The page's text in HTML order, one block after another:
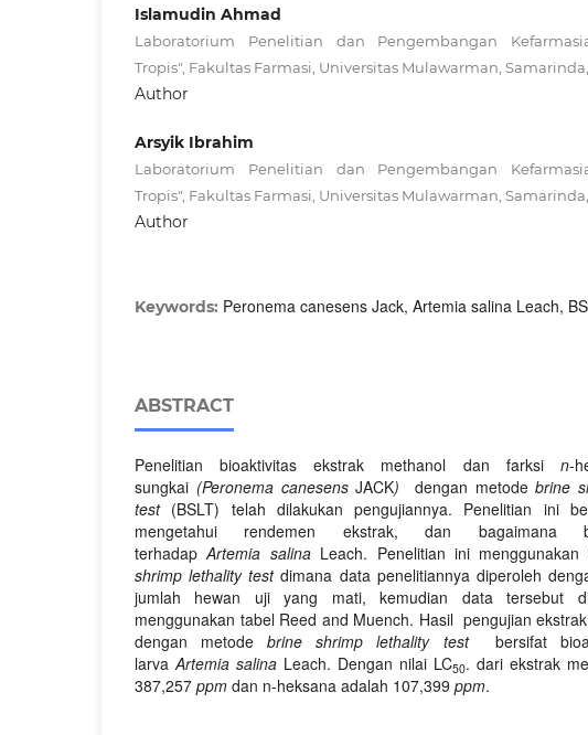
Islamudin Ahmad
Laboratorium Penelitian dan Pengembangan
Tropis", Fakultas Farmasi, Universitas Mulawarman,
Author
Arsyik Ibrahim
Laboratorium Penelitian dan Pengembangan
Tropis", Fakultas Farmasi, Universitas Mulawarman,
Author
Keywords: Peronema canesens Jack, Artemia salina Leach,
ABSTRACT
Penelitian bioaktivitas ekstrak methanol dan farksi n-
sungkai (Peronema canesensJACK) dengan metodebrine
test (BSLT) telah dilakukan pengujiannya. Penelitian ini
mengetahui rendemen ekstrak, dan bagaimana
terhadapArtemia salinaLeach. Penelitian ini menggunakan
shrimp lethality testdimana data penelitiannya diperoleh
jumlah hewan uji yang mati, kemudian data tersebut
menggunakan tabel Reed and Muench. Hasil pengujian
dengan metodebrine shrimp lethality testbersifat
larva Artemia salina Leach. Dengan nilai LC50. dari ekstrak
387,257 ppm dan n-heksana adalah 107,399 ppm.